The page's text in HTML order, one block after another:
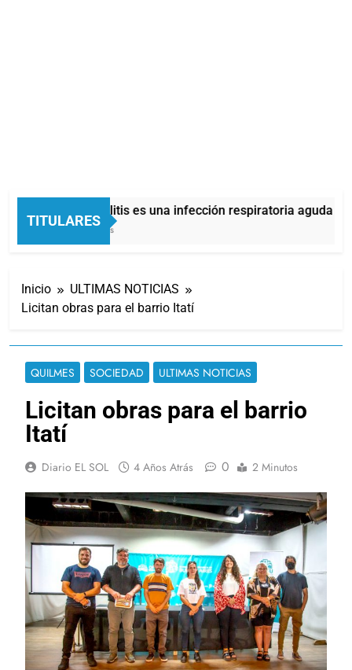
TITULARES
La bronquiolitis es una infección respiratoria aguda en
34 Minutos Atrás
Inicio
ULTIMAS NOTICIAS
Licitan obras para el barrio Itatí
QUILMES SOCIEDAD ULTIMAS NOTICIAS
Licitan obras para el barrio
Itatí
Diario EL SOL 4 Años Atrás 0 2 Minutos